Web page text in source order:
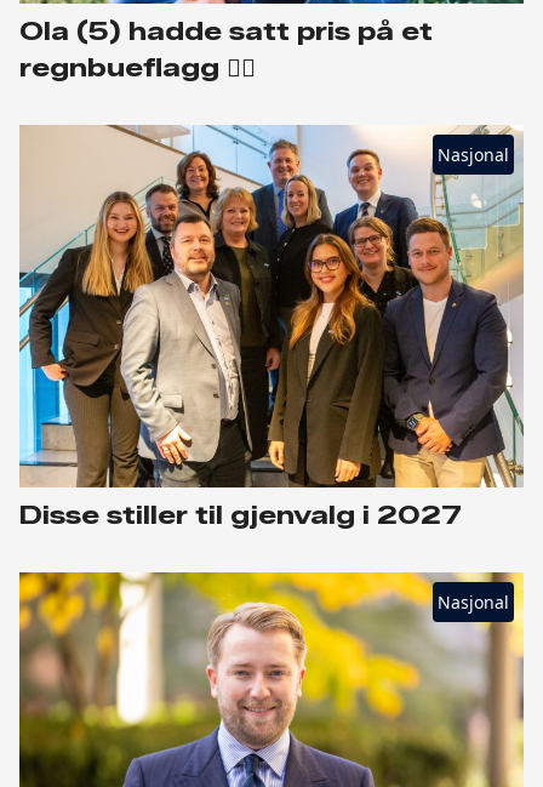
Ola (5) hadde satt pris på et
regnbueflagg 🏳️‍🌈
Nasjonal
Disse stiller til gjenvalg i 2027
Nasjonal